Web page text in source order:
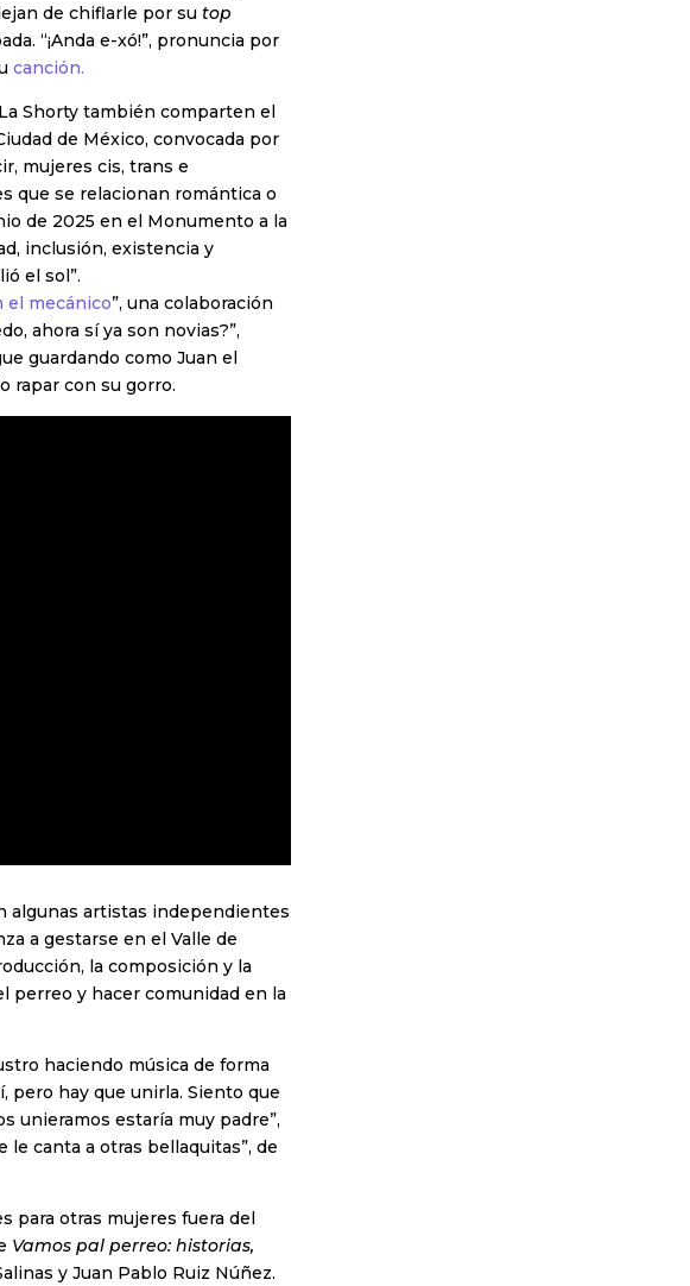
de chiflarle por su top
“¡Anda e-xó!”, pronuncia por
canción.
Shorty también comparten el
de México, convocada por
mujeres cis, trans e
que se relacionan romántica o
de 2025 en el Monumento a la
inclusión, existencia y
el sol”.
el mecánico”, una colaboración
ahora sí ya son novias?”,
guardando como Juan el
rapar con su gorro.
algunas artistas independientes
a gestarse en el Valle de
la composición y la
perreo y hacer comunidad en la
haciendo música de forma
pero hay que unirla. Siento que
unieramos estaría muy padre”,
canta a otras bellaquitas”, de
para otras mujeres fuera del
Vamos pal perreo: historias,
y Juan Pablo Ruiz Núñez.